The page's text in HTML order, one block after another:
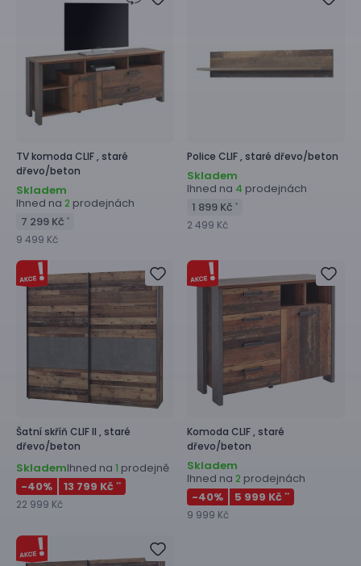
TV komoda CLIF , staré
dřevo/beton
Skladem
Ihned na 2 prodejnách
7 299 Kč *
9 499 Kč
Police CLIF , staré dřevo/beton
Skladem
Ihned na 4 prodejnách
1 899 Kč *
2 499 Kč
Šatní skříň CLIF II , staré
dřevo/beton
SklademIhned na 1 prodejně
-40% 13 799 Kč **
22 999 Kč
Komoda CLIF , staré
dřevo/beton
Skladem
Ihned na 2 prodejnách
-40% 5 999 Kč **
9 999 Kč